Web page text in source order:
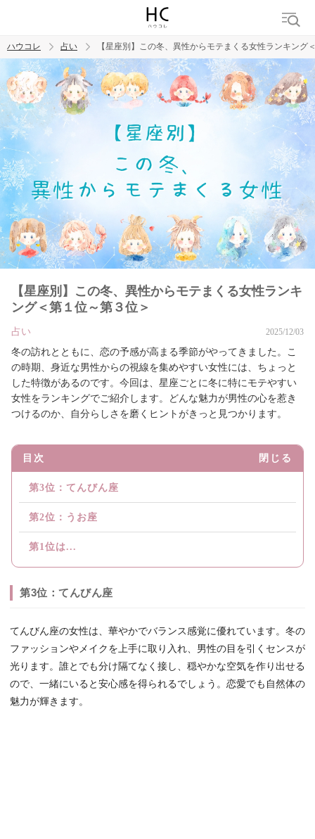
トレンド ワード
ハウコレ 占い 【星座別】この冬、異性からモテまくる女性ランキング
【星座別】この冬、異性からモテまくる女性ランキ
ング＜第１位～第３位＞
占い 2025/12/03
冬の訪れとともに、恋の予感が高まる季節がやってきました。こ
の時期、身近な男性からの視線を集めやすい女性には、ちょっと
した特徴があるのです。今回は、星座ごとに冬に特にモテやすい
女性をランキングでご紹介します。どんな魅力が男性の心を惹き
つけるのか、自分らしさを磨くヒントがきっと見つかります。
目次 閉じる
第3位：てんびん座
第2位：うお座
第1位は...
第3位：てんびん座
てんびん座の女性は、華やかでバランス感覚に優れています。冬の
ファッションやメイクを上手に取り入れ、男性の目を引くセンスが
光ります。誰とでも分け隔てなく接し、穏やかな空気を作り出せる
ので、一緒にいると安心感を得られるでしょう。恋愛でも自然体の
魅力が輝きます。